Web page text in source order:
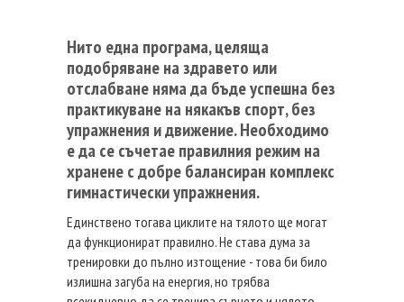
Нито една програма, целяща
подобряване на здравето или
отслабване няма да бъде успешна без
практикуване на някакъв спорт, без
упражнения и движение. Необходимо
е да се съчетае правилния режим на
хранене с добре балансиран комплекс
гимнастически упражнения.
Единствено тогава циклите на тялото ще могат
да функционират правилно. Не става дума за
тренировки до пълно изтощение - това би било
излишна загуба на енергия, но трябва